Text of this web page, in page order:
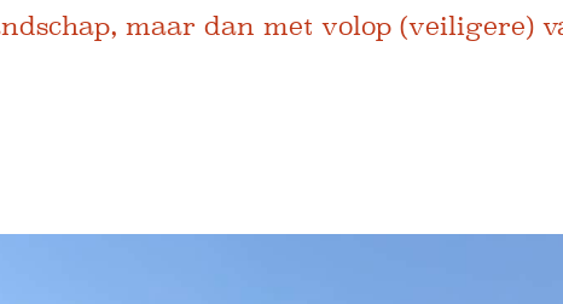
maar dan met volop (veiligere)